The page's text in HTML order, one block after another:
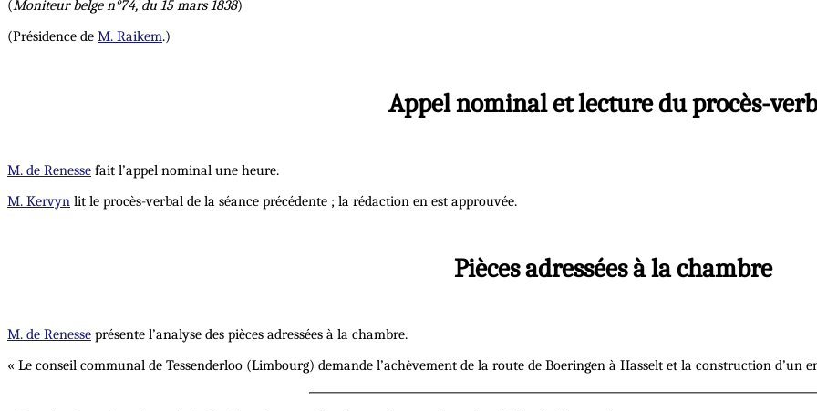
(Moniteur belge n°74, du 15 mars 1838)
(Présidence de M. Raikem.)
Appel nominal et lecture du procès-
M. de Renesse fait l’appel nominal une heure.
M. Kervyn lit le procès-verbal de la séance précédente ; la rédaction en est approuvée.
Pièces adressées à la chambre
M. de Renesse présente l’analyse des pièces adressées à la chambre.
« Le conseil communal de Tessenderloo (Limbourg) demande l’achèvement de la route de Boeringen à Hasselt et la construction d’un